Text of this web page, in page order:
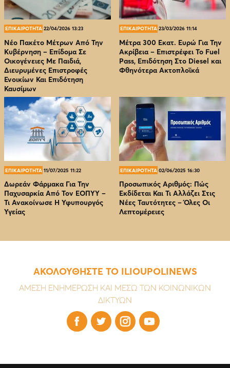
ΕΠΙΚΑΙΡΟΤΗΤΑ 22/04/2026 13:23
Νέο Πακέτο Μέτρων Από Την
Κυβέρνηση – Επίδομα Σε
Οικογένειες Με Παιδιά,
Διευρυμένες Επιστροφές
Ενοικίων Και Επιδότηση
Καυσίμων
ΕΠΙΚΑΙΡΟΤΗΤΑ 23/03/2026 11:14
Μέτρα 300 Εκατ. Ευρώ Για Την
Ακρίβεια – Επιστρέφει Το Fuel
Pass, Επιδότηση Στο Diesel και
Φθηνότερα Ακτοπλοϊκά
ΕΠΙΚΑΙΡΟΤΗΤΑ 11/07/2025 11:22
Δωρεάν Φάρμακα Για Την
Παχυσαρκία Από Τον EOΠΥΥ –
Τι Ανακοίνωσε Η Υφυπουργός
Υγείας
ΕΠΙΚΑΙΡΟΤΗΤΑ 02/06/2025 16:30
Προσωπικός Αριθμός: Πώς
Εκδίδεται Και Τι Αλλάζει Στις
Νέες Ταυτότητες – Όλες Οι
Λεπτομέρειες
ΑΚΟΛΟΥΘΗΣΤΕ ΤΟ ILIOUPOLINEWS
ΑΜΕΣΗ ΕΝΗΜΕΡΩΣΗ ΚΑΙ ΜΕΣΩ ΤΩΝ ΚΟΙΝΩΝΙΚΩΝ
ΔΙΚΤΥΩΝ
   